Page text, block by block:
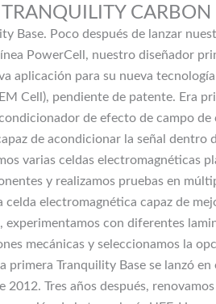
TRANQUILITY CARBON
Base. Poco después de lanzar
PowerCell, nuestro diseñador
aplicación para su nueva
Cell), pendiente de patente. Era
de efecto de campo de
de acondicionar la señal dentro
varias celdas electromagnéticas
y realizamos pruebas en
celda electromagnética capaz de
experimentamos con diferentes
mecánicas y seleccionamos la
primera Tranquility Base se lanzó
2012. Tres años después,